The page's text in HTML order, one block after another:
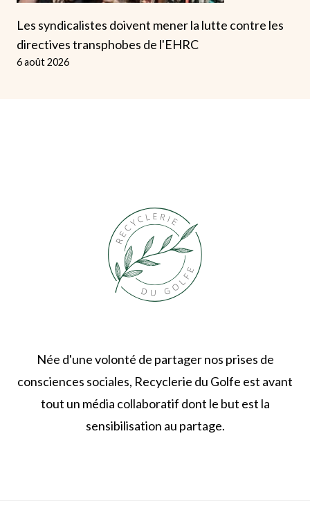
Les syndicalistes doivent mener la lutte contre les
directives transphobes de l'EHRC
6 août 2026
Née d'une volonté de partager nos prises de
consciences sociales, Recyclerie du Golfe est avant
tout un média collaboratif dont le but est la
sensibilisation au partage.